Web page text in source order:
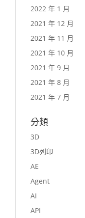
2022 年 1 月
2021 年 12 月
2021 年 11 月
2021 年 10 月
2021 年 9 月
2021 年 8 月
2021 年 7 月
分類
3D
3D列印
AE
Agent
AI
API